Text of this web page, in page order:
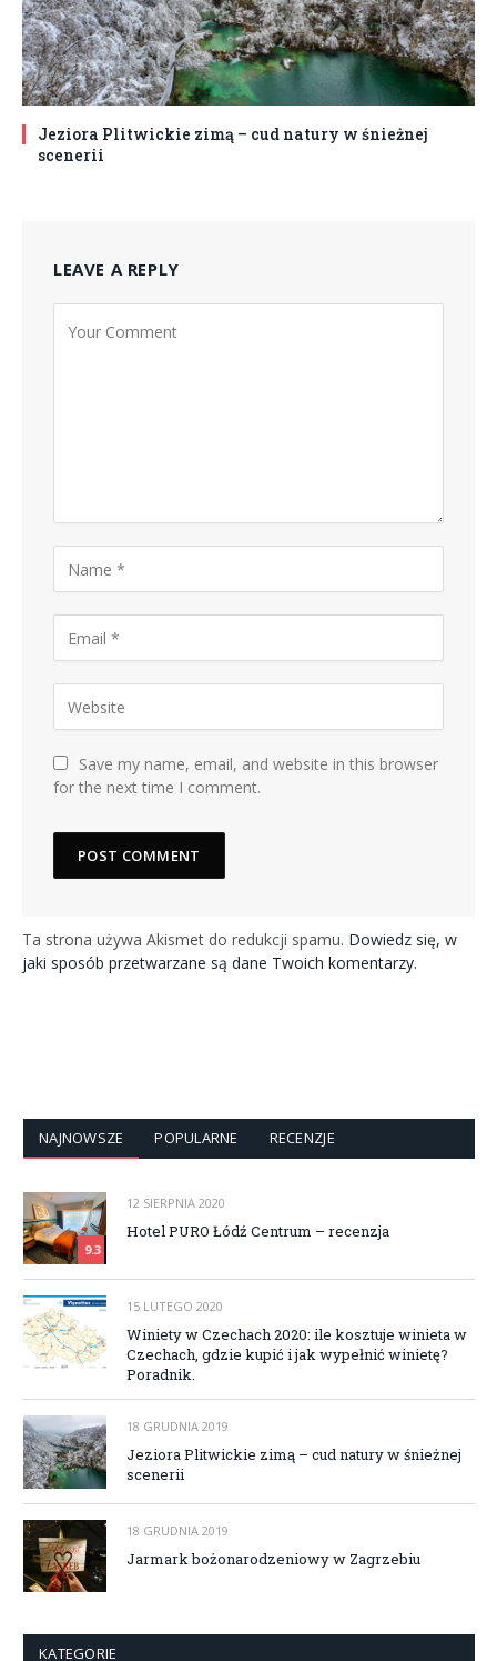
Jeziora Plitwickie zimą – cud natury w śnieżnej
scenerii
LEAVE A REPLY
Save my name, email, and website in this browser
for the next time I comment.
Ta strona używa Akismet do redukcji spamu. Dowiedz się, w
jaki sposób przetwarzane są dane Twoich komentarzy.
NAJNOWSZE POPULARNE RECENZJE
9.3
12 SIERPNIA 2020
Hotel PURO Łódź Centrum – recenzja
15 LUTEGO 2020
Winiety w Czechach 2020: ile kosztuje winieta w
Czechach, gdzie kupić i jak wypełnić winietę?
Poradnik.
18 GRUDNIA 2019
Jeziora Plitwickie zimą – cud natury w śnieżnej
scenerii
18 GRUDNIA 2019
Jarmark bożonarodzeniowy w Zagrzebiu
KATEGORIE